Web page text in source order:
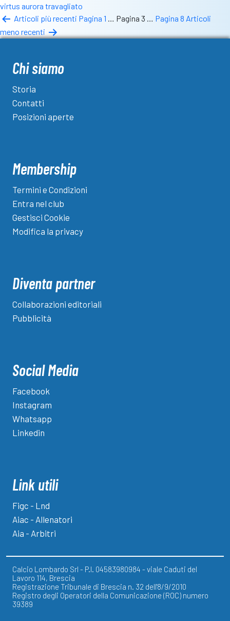
virtus aurora travagliato
Paginazione
degli
Articoli più recenti Pagina 1 Pagina 3 Pagina 8 Articoli
meno recenti
Chi siamo
Storia
Contatti
Posizioni aperte
Membership
Termini e Condizioni
Entra nel club
Gestisci Cookie
Modifica la privacy
Diventa partner
Collaborazioni editoriali
Pubblicità
Social Media
Facebook
Instagram
Whatsapp
Linkedin
Link utili
Figc - Lnd
Aiac - Allenatori
Aia - Arbitri
Calcio Lombardo Srl - P.I. 04583980984 - viale Caduti del
Lavoro 114, Brescia
Registrazione Tribunale di Brescia n. 32 dell'8/9/2010
Registro degli Operatori della Comunicazione (ROC) numero
39389